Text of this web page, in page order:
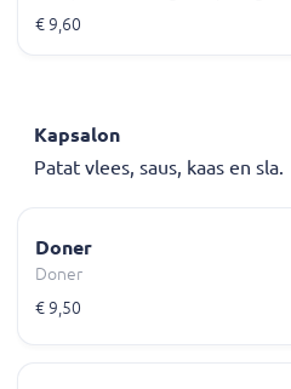
€ 9,60
Kapsalon
Patat vlees, saus, kaas en sla.
Doner
Doner
€ 9,50